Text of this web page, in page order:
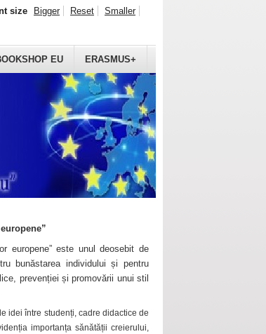
EU ERASMUS+
size Bigger Reset Smaller
europene” este unul deosebit de
bunăstarea individului și pentru
prevenției și promovării unui stil
idei între studenți, cadre didactice de
importanța sănătății creierului,